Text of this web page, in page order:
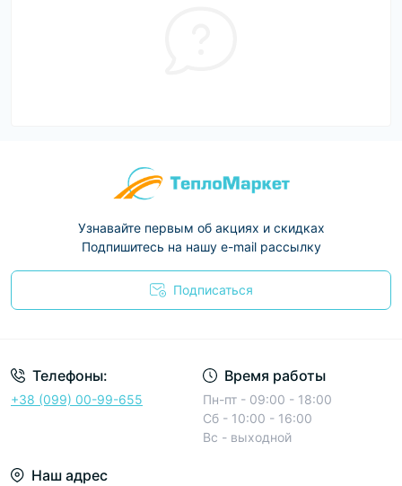
Узнавайте первым об акциях и скидках
Подпишитесь на нашу e-mail рассылку
Подписаться
Телефоны:
+38 (099) 00-99-655
Время работы
Пн-пт - 09:00 - 18:00
Сб - 10:00 - 16:00
Вс - выходной
Наш адрес